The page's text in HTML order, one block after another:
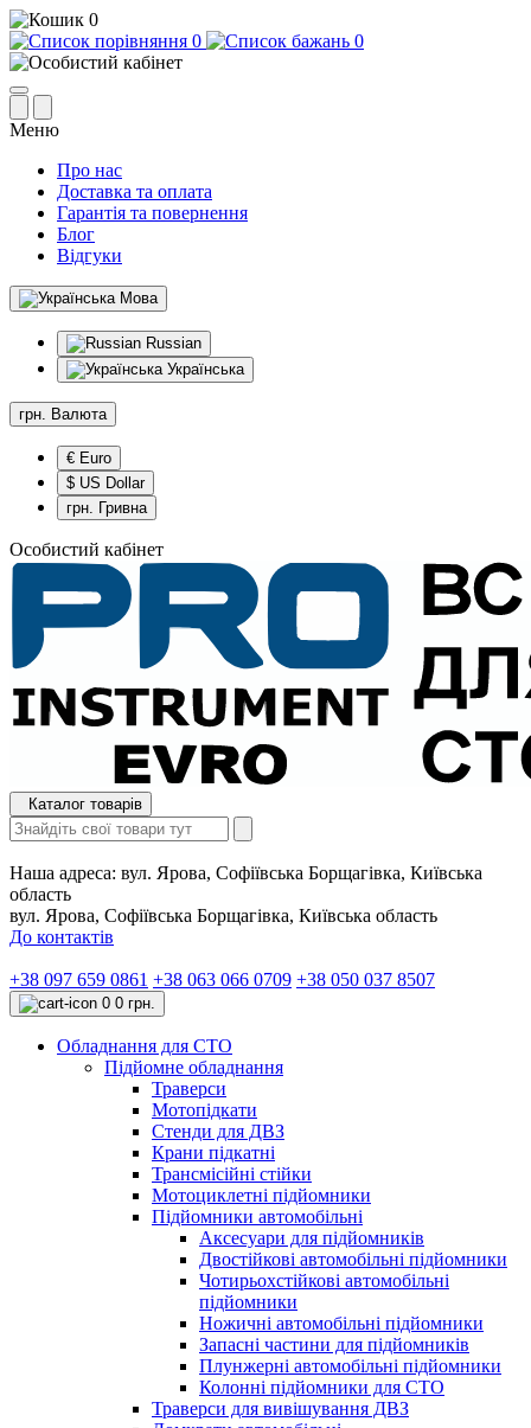
0
0
0
Меню
Про нас
Доставка та оплата
Гарантія та повернення
Блог
Відгуки
Мова
Russian
Українська
грн. Валюта
€ Euro
$ US Dollar
грн. Гривна
Особистий кабінет
Каталог товарів
Наша адреса: вул. Ярова, Софіївська Борщагівка, Київська
область
вул. Ярова, Софіївська Борщагівка, Київська область
До контактів
+38 097 659 0861 +38 063 066 0709 +38 050 037 8507
0 0 грн.
Обладнання для СТО
Підйомне обладнання
Траверси
Мотопідкати
Стенди для ДВЗ
Крани підкатні
Трансмісійні стійки
Мотоциклетні підйомники
Підйомники автомобільні
Аксесуари для підйомників
Двостійкові автомобільні підйомники
Чотирьохстійкові автомобільні
підйомники
Ножичні автомобільні підйомники
Запасні частини для підйомників
Плунжерні автомобільні підйомники
Колонні підйомники для СТО
Траверси для вивішування ДВЗ